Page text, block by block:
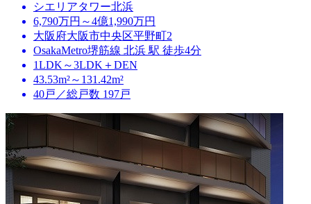
シエリアタワー北浜
6,790万円～4億1,990万円
大阪府大阪市中央区平野町2
OsakaMetro堺筋線 北浜 駅 徒歩4分
1LDK～3LDK＋DEN
43.53m²～131.42m²
40戸／総戸数 197戸